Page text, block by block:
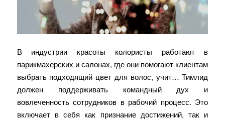
В индустрии красоты колористы работают в
парикмахерских и салонах, где они помогают клиентам
выбрать подходящий цвет для волос, учит… Тимлид
должен поддерживать командный дух и
вовлеченность сотрудников в рабочий процесс. Это
включает в себя как признание достижений, так и